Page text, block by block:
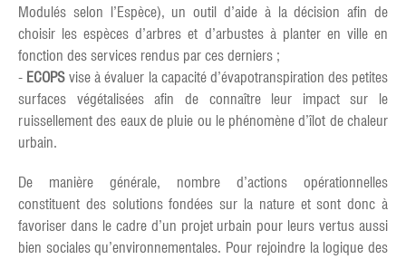
Modulés selon l’Espèce), un outil d’aide à la décision afin de
choisir les espèces d’arbres et d’arbustes à planter en ville en
fonction des services rendus par ces derniers ;
- ECOPS vise à évaluer la capacité d’évapotranspiration des petites
surfaces végétalisées afin de connaître leur impact sur le
ruissellement des eaux de pluie ou le phénomène d’îlot de chaleur
urbain.
De manière générale, nombre d’actions opérationnelles
constituent des solutions fondées sur la nature et sont donc à
favoriser dans le cadre d’un projet urbain pour leurs vertus aussi
bien sociales qu’environnementales. Pour rejoindre la logique des